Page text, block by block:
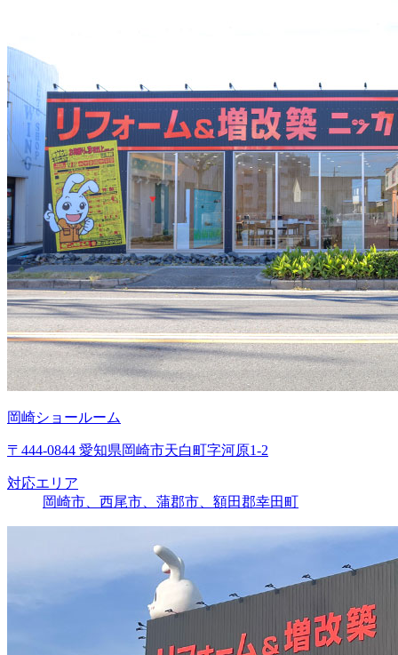
岡崎ショールーム
〒444-0844 愛知県岡崎市天白町字河原1-2
対応エリア
岡崎市、西尾市、蒲郡市、額田郡幸田町